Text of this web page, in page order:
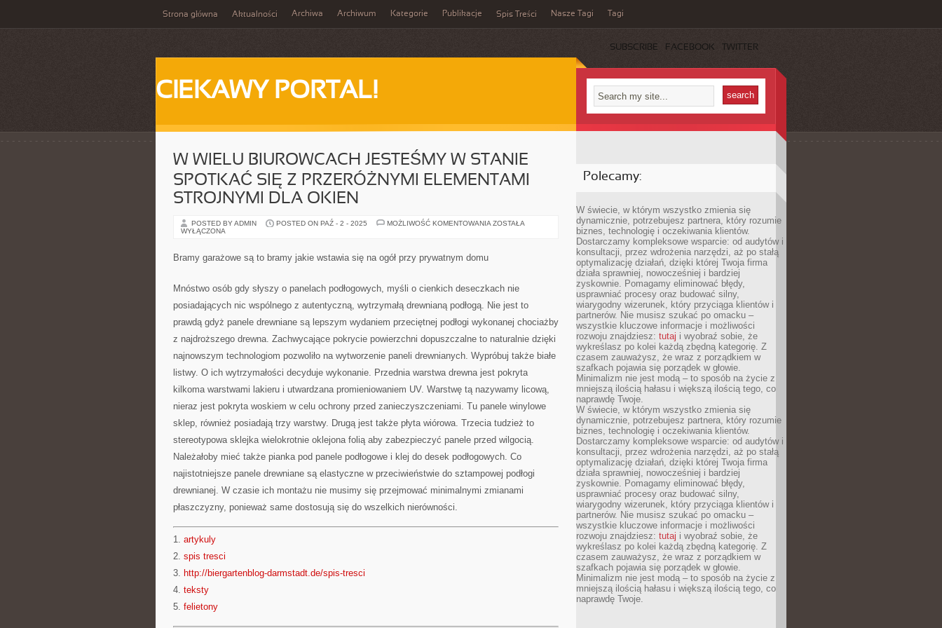
Strona główna Aktualności Archiwa Archiwum Kategorie Publikacje Spis Treści Nasze Tagi Tagi
SUBSCRIBE FACEBOOK TWITTER
CIEKAWY PORTAL!
W WIELU BIUROWCACH JESTEŚMY W STANIE
SPOTKAĆ SIĘ Z PRZERÓŻNYMI ELEMENTAMI
STROJNYMI DLA OKIEN
POSTED BY ADMIN POSTED ON PAŹ - 2 - 2025 MOŻLIWOŚĆ KOMENTOWANIA W
PRZERÓŻNYMI
STROJNYMI
OKIEN
ZOSTAŁA
WYŁĄCZONA
Bramy garażowe są to bramy jakie wstawia się na ogół przy prywatnym domu
Mnóstwo osób gdy słyszy o panelach podłogowych, myśli o cienkich deseczkach nie
posiadających nic wspólnego z autentyczną, wytrzymałą drewnianą podłogą. Nie jest to
prawdą gdyż panele drewniane są lepszym wydaniem przeciętnej podłogi wykonanej chociażby
z najdroższego drewna. Zachwycające pokrycie powierzchni dopuszczalne to naturalnie dzięki
najnowszym technologiom pozwoliło na wytworzenie paneli drewnianych. Wypróbuj także białe
listwy. O ich wytrzymałości decyduje wykonanie. Przednia warstwa drewna jest pokryta
kilkoma warstwami lakieru i utwardzana promieniowaniem UV. Warstwę tą nazywamy licową,
nieraz jest pokryta woskiem w celu ochrony przed zanieczyszczeniami. Tu panele winylowe
sklep, również posiadają trzy warstwy. Drugą jest także płyta wiórowa. Trzecia tudzież to
stereotypowa sklejka wielokrotnie oklejona folią aby zabezpieczyć panele przed wilgocią.
Należałoby mieć także pianka pod panele podłogowe i klej do desek podłogowych. Co
najistotniejsze panele drewniane są elastyczne w przeciwieństwie do sztampowej podłogi
drewnianej. W czasie ich montażu nie musimy się przejmować minimalnymi zmianami
płaszczyzny, ponieważ same dostosują się do wszelkich nierówności.
1. artykuly
2. spis tresci
3. http://biergartenblog-darmstadt.de/spis-tresci
4. teksty
5. felietony
Polecamy:
W świecie, w którym wszystko zmienia się
dynamicznie, potrzebujesz partnera, który rozumie
biznes, technologię i oczekiwania klientów.
Dostarczamy kompleksowe wsparcie: od audytów i
konsultacji, przez wdrożenia narzędzi, aż po stałą
optymalizację działań, dzięki której Twoja firma
działa sprawniej, nowocześniej i bardziej
zyskownie. Pomagamy eliminować błędy,
usprawniać procesy oraz budować silny,
wiarygodny wizerunek, który przyciąga klientów i
partnerów. Nie musisz szukać po omacku –
wszystkie kluczowe informacje i możliwości
rozwoju znajdziesz: tutaj i wyobraź sobie, że
wykreślasz po kolei każdą zbędną kategorię. Z
czasem zauważysz, że wraz z porządkiem w
szafkach pojawia się porządek w głowie.
Minimalizm nie jest modą – to sposób na życie z
mniejszą ilością hałasu i większą ilością tego, co
naprawdę Twoje.
W świecie, w którym wszystko zmienia się
dynamicznie, potrzebujesz partnera, który rozumie
biznes, technologię i oczekiwania klientów.
Dostarczamy kompleksowe wsparcie: od audytów i
konsultacji, przez wdrożenia narzędzi, aż po stałą
optymalizację działań, dzięki której Twoja firma
działa sprawniej, nowocześniej i bardziej
zyskownie. Pomagamy eliminować błędy,
usprawniać procesy oraz budować silny,
wiarygodny wizerunek, który przyciąga klientów i
partnerów. Nie musisz szukać po omacku –
wszystkie kluczowe informacje i możliwości
rozwoju znajdziesz: tutaj i wyobraź sobie, że
wykreślasz po kolei każdą zbędną kategorię. Z
czasem zauważysz, że wraz z porządkiem w
szafkach pojawia się porządek w głowie.
Minimalizm nie jest modą – to sposób na życie z
mniejszą ilością hałasu i większą ilością tego, co
naprawdę Twoje.